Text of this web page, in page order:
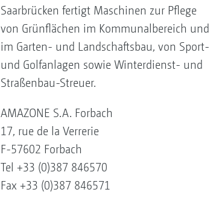
Saarbrücken fertigt Maschinen zur Pflege
von Grünflächen im Kommunalbereich und
im Garten- und Landschaftsbau, von Sport-
und Golfanlagen sowie Winterdienst- und
Straßenbau-Streuer.
AMAZONE S.A. Forbach
17, rue de la Verrerie
F-57602 Forbach
Tel +33 (0)387 846570
Fax +33 (0)387 846571